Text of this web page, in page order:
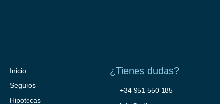
Inicio
Seguros
Hipotecas
¿Tienes dudas?
+34 951 550 185